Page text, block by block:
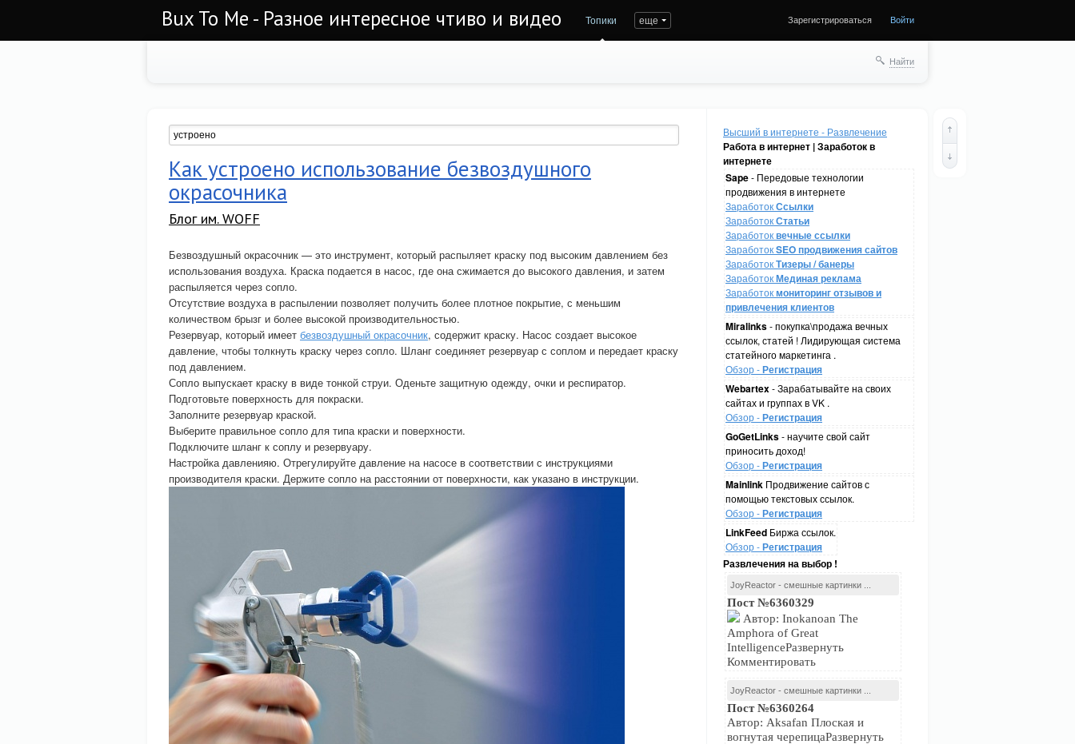
Bux To Me - Разное интересное чтиво и видео Топики еще Зарегистрироваться Войти
Найти
Высший в интернете - Развлечение
Работа в интернет | Заработок в
интернете
Sape- Передовые технологии
продвижения в интернете
ЗаработокСсылки
ЗаработокСтатьи
Заработоквечные ссылки
ЗаработокSEO продвижения сайтов
ЗаработокТизеры / банеры
ЗаработокМединая реклама
Заработокмониторинг отзывов и
привлечения клиентов
Miralinks- покупка\продажа вечных
ссылок, статей ! Лидирующая система
статейного маркетинга .
Обзор -Регистрация
Webartex- Зарабатывайте на своих
сайтах и группах в VK .
Обзор -Регистрация
GoGetLinks- научите свой сайт
приносить доход!
Обзор -Регистрация
Mainlink Продвижение сайтов с
помощью текстовых ссылок.
Обзор -Регистрация
LinkFeed Биржа ссылок.
Обзор -Регистрация
Развлечения на выбор !
JoyReactor - смешные картинки ...
Пост №6360329
Автор: Inokanoan The
Amphora of Great
IntelligenceРазвернуть
Комментировать
JoyReactor - смешные картинки ...
Пост №6360264
Автор: Aksafan Плоская и
вогнутая черепицаРазвернуть
Как устроено использование безвоздушного
окрасочника
Блог им. WOFF
Безвоздушный окрасочник — это инструмент, который распыляет краску под высоким давлением без
использования воздуха. Краска подается в насос, где она сжимается до высокого давления, и затем
распыляется через сопло.
Отсутствие воздуха в распылении позволяет получить более плотное покрытие, с меньшим
количеством брызг и более высокой производительностью.
Резервуар, который имеет безвоздушный окрасочник, содержит краску. Насос создает высокое
давление, чтобы толкнуть краску через сопло. Шланг соединяет резервуар с соплом и передает краску
под давлением.
Сопло выпускает краску в виде тонкой струи. Оденьте защитную одежду, очки и респиратор.
Подготовьте поверхность для покраски.
Заполните резервуар краской.
Выберите правильное сопло для типа краски и поверхности.
Подключите шланг к соплу и резервуару.
Настройка давленияю. Отрегулируйте давление на насосе в соответствии с инструкциями
производителя краски. Держите сопло на расстоянии от поверхности, как указано в инструкции.